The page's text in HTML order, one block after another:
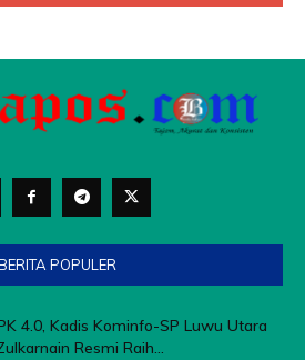
POPULER
4.0, Kadis Kominfo-SP Luwu Utara
Resmi Raih...